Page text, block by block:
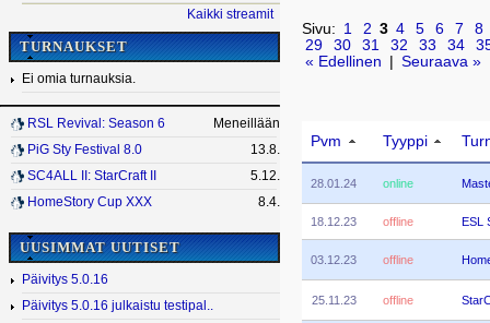
Kaikki streamit
TURNAUKSET
Ei omia turnauksia.
RSL Revival: Season 6
Meneillään
PiG Sty Festival 8.0
13.8.
SC4ALL II: StarCraft II
5.12.
HomeStory Cup XXX
8.4.
UUSIMMAT UUTISET
Päivitys 5.0.16
Päivitys 5.0.16 julkaistu testipal..
Sivu: 1 2 3 4 5 6 7
8
29
30 31 32 33 34
« Edellinen
Seuraava »
Pvm Tyyppi
28.01.24 online
18.12.23 offline ESL
03.12.23 offline
25.11.23 offline